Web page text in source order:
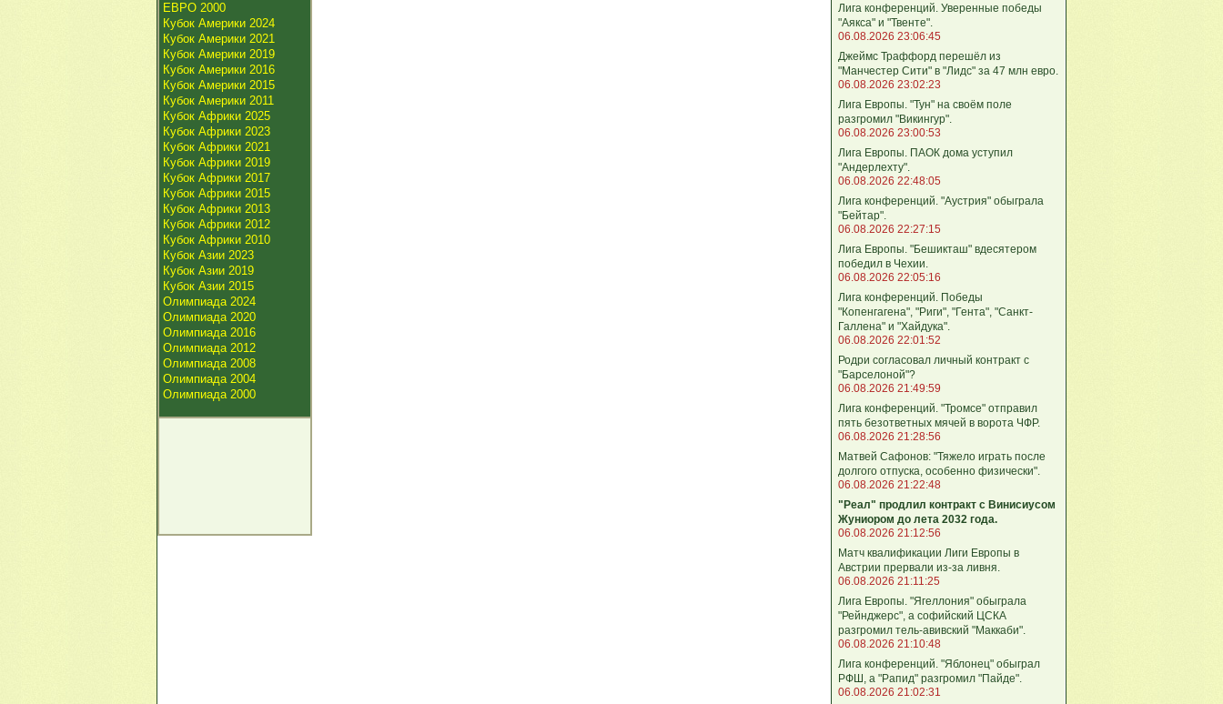
ЕВРО 2000
Кубок Америки 2024
Кубок Америки 2021
Кубок Америки 2019
Кубок Америки 2016
Кубок Америки 2015
Кубок Америки 2011
Кубок Африки 2025
Кубок Африки 2023
Кубок Африки 2021
Кубок Африки 2019
Кубок Африки 2017
Кубок Африки 2015
Кубок Африки 2013
Кубок Африки 2012
Кубок Африки 2010
Кубок Азии 2023
Кубок Азии 2019
Кубок Азии 2015
Олимпиада 2024
Олимпиада 2020
Олимпиада 2016
Олимпиада 2012
Олимпиада 2008
Олимпиада 2004
Олимпиада 2000
Лига кoнференций. Уверенные победы
"Аякса" и "Твенте".
06.08.2026 23:06:45
Джеймс Траффорд перешёл из
"Манчестер Сити" в "Лидс" за 47 млн евро.
06.08.2026 23:02:23
Лига Европы. "Тун" на своём поле
разгромил "Викингур".
06.08.2026 23:00:53
Лига Европы. ПАОК дома уступил
"Андерлехту".
06.08.2026 22:48:05
Лига конференций. "Аустрия" обыграла
"Бейтар".
06.08.2026 22:27:15
Лига Европы. "Бешикташ" вдесятером
победил в Чехии.
06.08.2026 22:05:16
Лига конференций. Победы
"Копенгагена", "Риги", "Гента", "Санкт-
Галлена" и "Хайдука".
06.08.2026 22:01:52
Родри согласовал личный контракт с
"Барселоной"?
06.08.2026 21:49:59
Лига конференций. "Тромсе" отправил
пять безответных мячей в ворота ЧФР.
06.08.2026 21:28:56
Матвей Сафонов: "Тяжело играть после
долгого отпуска, особенно физически".
06.08.2026 21:22:48
"Реал" продлил контракт с Винисиусом
Жуниором до лета 2032 года.
06.08.2026 21:12:56
Матч квалификации Лиги Европы в
Австрии прервали из-за ливня.
06.08.2026 21:11:25
Лига Европы. "Ягеллония" обыграла
"Рейнджерс", а софийский ЦСКА
разгромил тель-авивский "Маккаби".
06.08.2026 21:10:48
Лига кoнференций. "Яблонец" обыграл
РФШ, а "Рапид" разгромил "Пайде".
06.08.2026 21:02:31